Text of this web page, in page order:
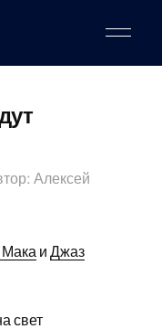
Алексей
Мака и Джаз
свет